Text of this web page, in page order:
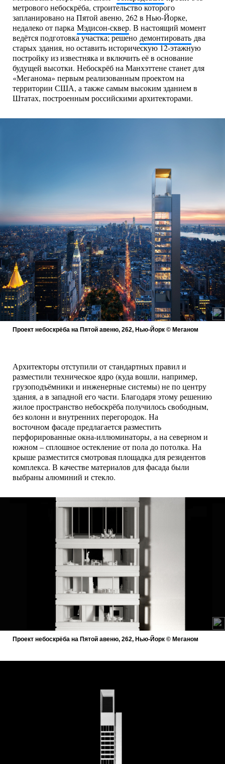
метрового небоскрёба, строительство которого
запланировано на Пятой авеню, 262 в Нью-Йорке,
недалеко от парка Мэдисон-сквер. В настоящий момент
ведётся подготовка участка; решено демонтировать два
старых здания, но оставить историческую 12-этажную
постройку из известняка и включить её в основание
будущей высотки. Небоскрёб на Манхэттене станет для
«Меганома» первым реализованным проектом на
территории США, а также самым высоким зданием в
Штатах, построенным российскими архитекторами.
Проект небоскрёба на Пятой авеню, 262, Нью-Йорк © Меганом
Архитекторы отступили от стандартных правил и
разместили техническое ядро (куда вошли, например,
грузоподъёмники и инженерные системы) не по центру
здания, а в западной его части. Благодаря этому решению
жилое пространство небоскрёба получилось свободным,
без колонн и внутренних перегородок. На
восточном фасаде предлагается разместить
перфорированные окна-иллюминаторы, а на северном и
южном – сплошное остекление от пола до потолка. На
крыше разместится смотровая площадка для резидентов
комплекса. В качестве материалов для фасада были
выбраны алюминий и стекло.
Проект небоскрёба на Пятой авеню, 262, Нью-Йорк © Меганом